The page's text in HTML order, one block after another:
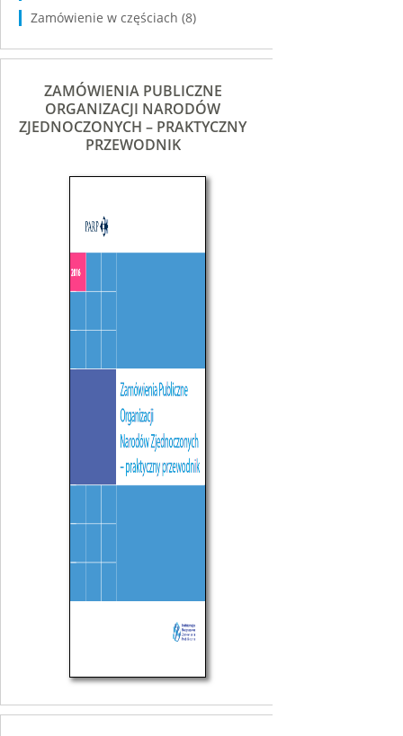
Zamówienie w częściach (8)
ZAMÓWIENIA PUBLICZNE
ORGANIZACJI NARODÓW
ZJEDNOCZONYCH – PRAKTYCZNY
PRZEWODNIK